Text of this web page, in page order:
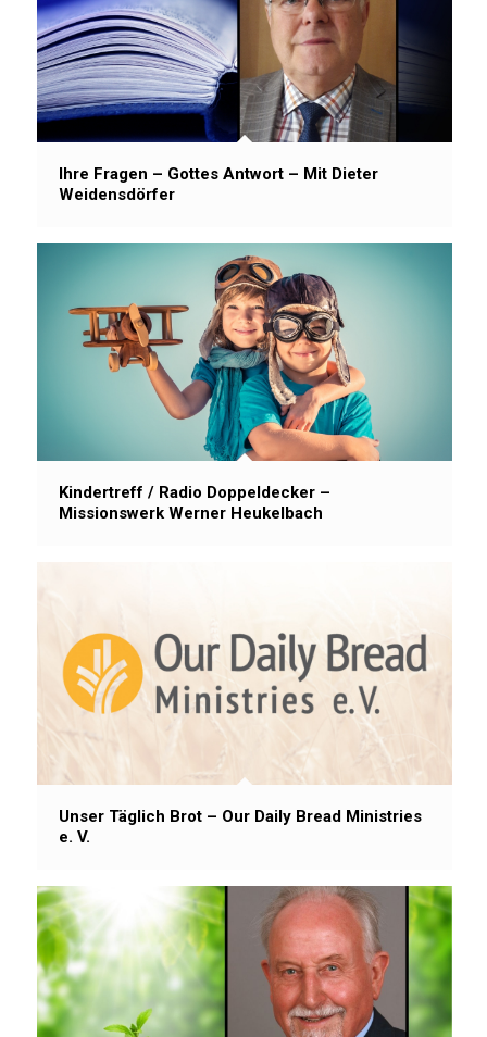
Ihre Fragen – Gottes Antwort – Mit Dieter
Weidensdörfer
Kindertreff / Radio Doppeldecker –
Missionswerk Werner Heukelbach
Unser Täglich Brot – Our Daily Bread Ministries
e. V.